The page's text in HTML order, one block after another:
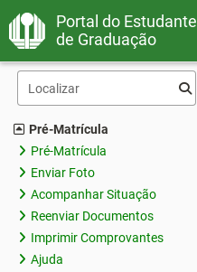
Portal do Estudante
de Graduação
Pré-Matrícula
Pré-Matrícula
Enviar Foto
Acompanhar Situação
Reenviar Documentos
Imprimir Comprovantes
Ajuda